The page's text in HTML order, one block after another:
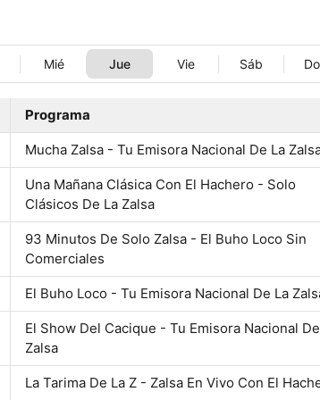
Mié Jue Vie Sáb
Programa
Mucha Zalsa - Tu Emisora Nacional De La
Una Mañana Clásica Con El Hachero - Solo
Clásicos De La Zalsa
93 Minutos De Solo Zalsa - El Buho Loco Sin
Comerciales
El Buho Loco - Tu Emisora Nacional De La
El Show Del Cacique - Tu Emisora Nacional
Zalsa
La Tarima De La Z - Zalsa En Vivo Con El